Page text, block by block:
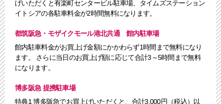
げいただくと有楽町センタービル駐車場、タイムズステーション
イトシアの各駐車料金が2時間無料になります。
都筑阪急・モザイクモール港北共通 館内駐車場
館内駐車料金がお買上げ金額にかかわらず1時間まで無料になり
ます。 さらに当日のお買上げ額に応じて合計3～5時間まで無料
になります。
博多阪急 提携駐車場
特典1 博多阪急でお買上げいただくと、合計3,000円（税込）以